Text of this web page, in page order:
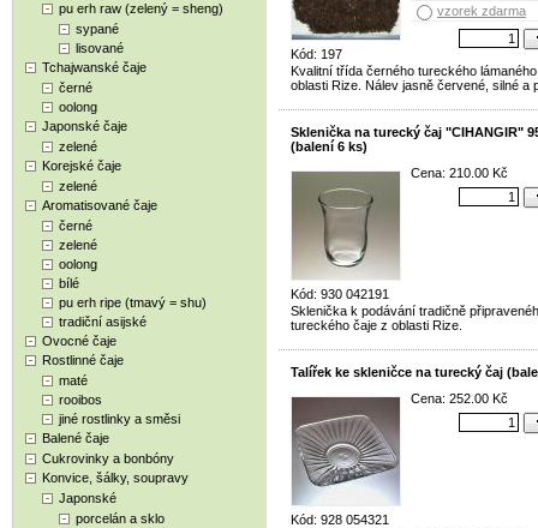
pu erh raw (zelený = sheng)
sypané
lisované
Tchajwanské čaje
černé
oolong
Japonské čaje
zelené
Korejské čaje
zelené
Aromatisované čaje
černé
zelené
oolong
bílé
pu erh ripe (tmavý = shu)
tradiční asijské
Ovocné čaje
Rostlinné čaje
maté
rooibos
jiné rostlinky a směsi
Balené čaje
Cukrovinky a bonbóny
Konvice, šálky, soupravy
Japonské
porcelán a sklo
Kód: 197
vzorek zdarma
Kvalitní třída černého tureckého
oblasti Rize. Nálev jasně červené, silné a
Sklenička na turecký čaj "CIHANGIR"
(balení 6 ks)
Kód: 930 042191
Cena: 210.00 Kč
Sklenička k podávání tradičně
tureckého čaje z oblasti Rize.
Talířek ke skleničce na turecký čaj
Kód: 928 054321
Cena: 252.00 Kč